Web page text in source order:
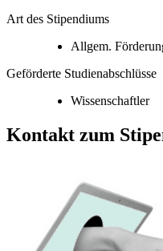
Art des Stipendiums
Allgem.
Geförderte Studienabschlüsse
Wissenschaftler
Kontakt zum